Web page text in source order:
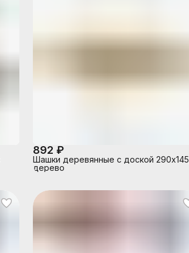
892 ₽
Шашки деревянные с доской 290х145,
дерево